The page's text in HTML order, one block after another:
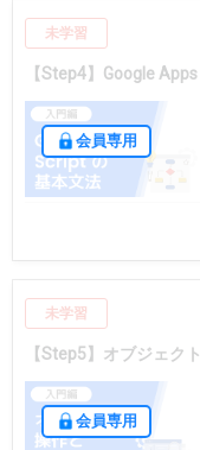
会員専用
未学習
【Step4】Google
会員専用
未学習
【Step5】オブジェク